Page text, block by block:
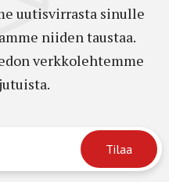
uutisvirrasta sinulle
niiden taustaa.
verkkolehtemme